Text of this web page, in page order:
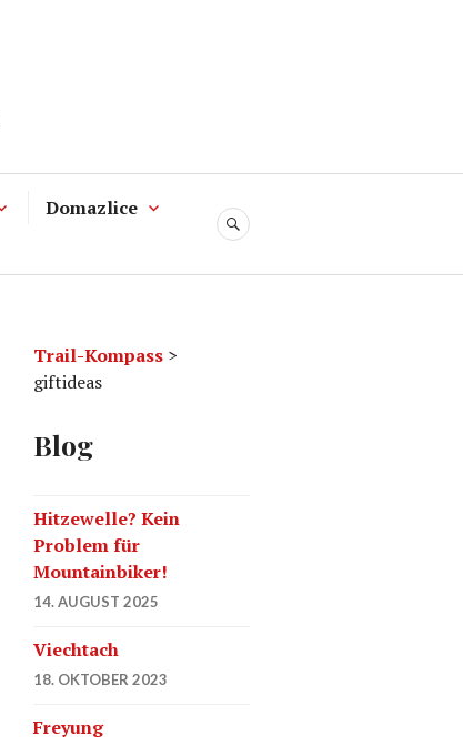
Domazlice
SUCHE
Trail-Kompass >
giftideas
Blog
Hitzewelle? Kein
Problem für
Mountainbiker!
14. AUGUST 2025
Viechtach
18. OKTOBER 2023
Freyung